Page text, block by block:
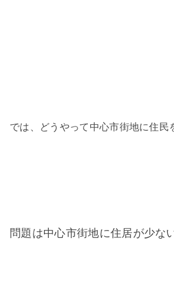
では、どうやって中心市街地に住民
問題は中心市街地に住居が少な